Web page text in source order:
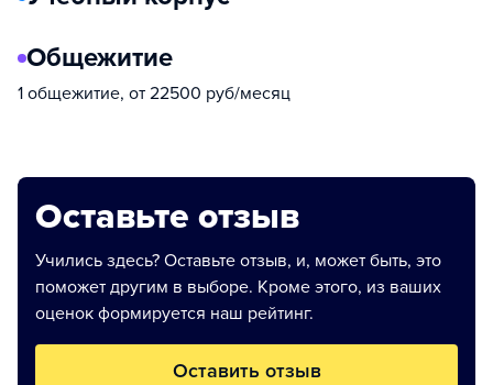
Общежитие
1 общежитие, от 22500 руб/месяц
Оставьте отзыв
Учились здесь? Оставьте отзыв, и, может быть, это
поможет другим в выборе. Кроме этого, из ваших
оценок формируется наш рейтинг.
Оставить отзыв